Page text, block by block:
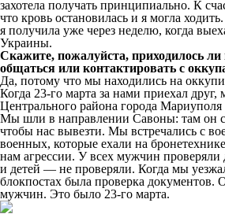
захотела получать принципиально. К
что кровь остановилась и я могла
я получила уже через неделю, когда
Украины.
Скажите, пожалуйста, приходилось
общаться или контактировать с
Да, потому что мы находились на
Когда 23-го марта за нами приехал
Центрального района города Мариуполя
Мы шли в направлении Савоны: там он
чтобы нас вывезти. Мы встречались с
военных, которые ехали на
нам агрессии. У всех мужчин
и детей — не проверяли. Когда мы
блокпостах была проверка документов.
мужчин. Это было 23-го марта.